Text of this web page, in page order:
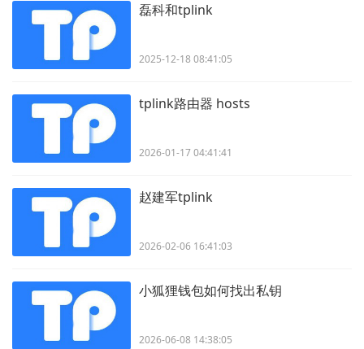
磊科和tplink
2025-12-18 08:41:05
tplink路由器 hosts
2026-01-17 04:41:41
赵建军tplink
2026-02-06 16:41:03
小狐狸钱包如何找出私钥
2026-06-08 14:38:05